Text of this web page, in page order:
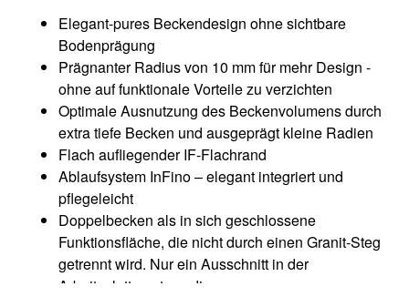
Elegant-pures Beckendesign ohne sichtbare
Bodenprägung
Prägnanter Radius von 10 mm für mehr Design -
ohne auf funktionale Vorteile zu verzichten
Optimale Ausnutzung des Beckenvolumens durch
extra tiefe Becken und ausgeprägt kleine Radien
Flach aufliegender IF-Flachrand
Ablaufsystem InFino – elegant integriert und
pflegeleicht
Doppelbecken als in sich geschlossene
Funktionsfläche, die nicht durch einen Granit-Steg
getrennt wird. Nur ein Ausschnitt in der
Arbeitsplatte notwendig